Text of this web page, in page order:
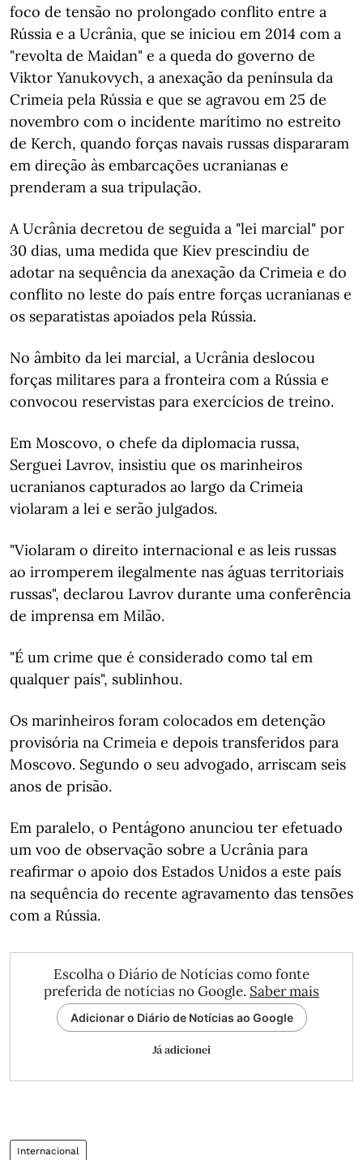
foco de tensão no prolongado conflito entre a
Rússia e a Ucrânia, que se iniciou em 2014 com a
"revolta de Maidan" e a queda do governo de
Viktor Yanukovych, a anexação da península da
Crimeia pela Rússia e que se agravou em 25 de
novembro com o incidente marítimo no estreito
de Kerch, quando forças navais russas dispararam
em direção às embarcações ucranianas e
prenderam a sua tripulação.
A Ucrânia decretou de seguida a "lei marcial" por
30 dias, uma medida que Kiev prescindiu de
adotar na sequência da anexação da Crimeia e do
conflito no leste do país entre forças ucranianas e
os separatistas apoiados pela Rússia.
No âmbito da lei marcial, a Ucrânia deslocou
forças militares para a fronteira com a Rússia e
convocou reservistas para exercícios de treino.
Em Moscovo, o chefe da diplomacia russa,
Serguei Lavrov, insistiu que os marinheiros
ucranianos capturados ao largo da Crimeia
violaram a lei e serão julgados.
"Violaram o direito internacional e as leis russas
ao irromperem ilegalmente nas águas territoriais
russas", declarou Lavrov durante uma conferência
de imprensa em Milão.
"É um crime que é considerado como tal em
qualquer país", sublinhou.
Os marinheiros foram colocados em detenção
provisória na Crimeia e depois transferidos para
Moscovo. Segundo o seu advogado, arriscam seis
anos de prisão.
Em paralelo, o Pentágono anunciou ter efetuado
um voo de observação sobre a Ucrânia para
reafirmar o apoio dos Estados Unidos a este país
na sequência do recente agravamento das tensões
com a Rússia.
Escolha o Diário de Notícias como fonte
preferida de notícias no Google. Saber mais
Adicionar o Diário de Notícias ao Google
Já adicionei
Internacional